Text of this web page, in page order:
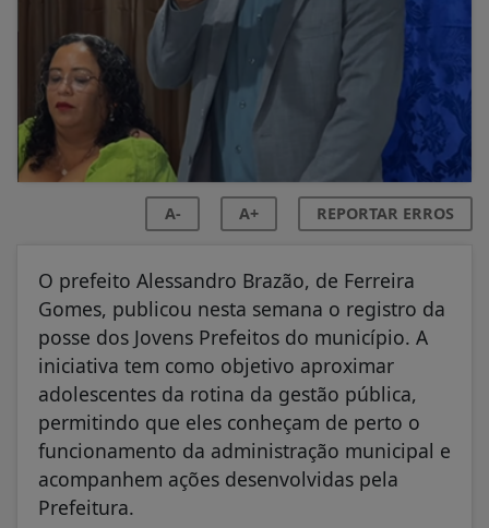
A- A+ REPORTAR ERROS
O prefeito Alessandro Brazão, de Ferreira
Gomes, publicou nesta semana o registro da
posse dos Jovens Prefeitos do município. A
iniciativa tem como objetivo aproximar
adolescentes da rotina da gestão pública,
permitindo que eles conheçam de perto o
funcionamento da administração municipal e
acompanhem ações desenvolvidas pela
Prefeitura.